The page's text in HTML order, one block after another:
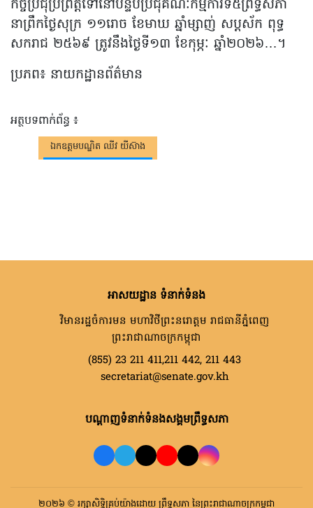
កិច្ចប្រជុំប្រព្រឹត្តទៅនៅបន្ទប់ប្រជុំគណៈកម្មការទី៥ព្រឹទ្ធសភា
នាព្រឹកថ្ងៃសុក្រ ១១រោច ខែមាឃ ឆ្នាំម្សាញ់ សប្តស័ក ពុទ្ធ
សករាជ ២៥៦៩ ត្រូវនឹងថ្ងៃទី១៣ ខែកុម្ភៈ ឆ្នាំ២០២៦…។
ប្រភព៖ នាយកដ្ឋានព័ត៌មាន
អត្ថបទពាក់ព័ន្ធ ៖
ឯកឧត្តមបណ្ឌិត ឈីវ យីស៊ាង
អាសយដ្ឋាន ទំនាក់ទំនង
វិមានរដ្ឋចំការមន មហាវិថីព្រះនរោត្តម រាជធានីភ្នំពេញ
ព្រះរាជាណាចក្រកម្ពុជា
(855) 23 211 411,211 442, 211 443
secretariat@senate.gov.kh
បណ្តាញទំនាក់ទំនងសង្គមព្រឹទ្ធសភា
២០២៦ © រក្សាសិទ្ធិគ្រប់យ៉ាងដោយ ព្រឹទ្ធសភា នៃព្រះរាជាណាចក្រកម្ពុជា